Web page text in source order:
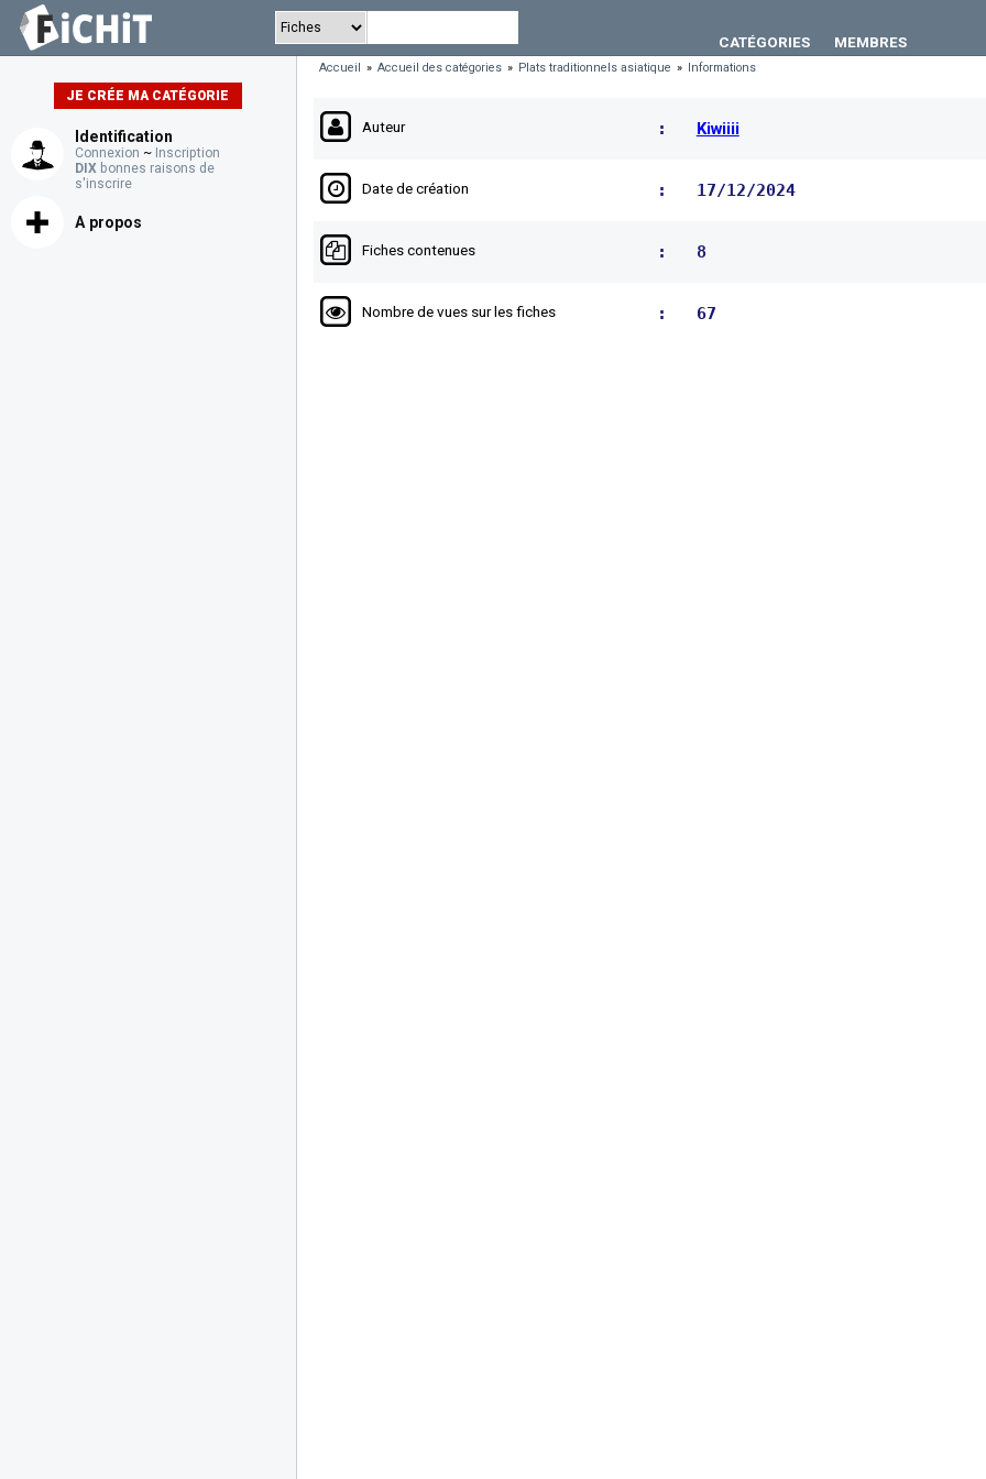
CATÉGORIES MEMBRES
JE CRÉE MA CATÉGORIE
Identification
Connexion ~ Inscription
DIX bonnes raisons de
s'inscrire
A propos
Accueil » Accueil des catégories » Plats traditionnels asiatique » Informations
Auteur : Kiwiiii
Date de création : 17/12/2024
Fiches contenues : 8
Nombre de vues sur les fiches : 67